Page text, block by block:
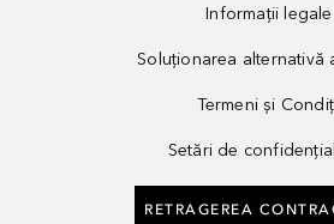
Informații legale
Soluționarea alternativă
Termeni și
Setări de
RETRAGEREA